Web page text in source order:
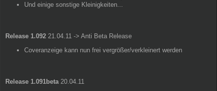
Und einige sonstige Kleinigkeiten...
Release 1.092 21.04.11 -> Anti Beta Release
Coveranzeige kann nun frei vergrößer/verkleinert werden
Release 1.091beta20.04.11